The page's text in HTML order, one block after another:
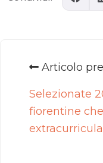
Articolo
Selezionate
fiorentine